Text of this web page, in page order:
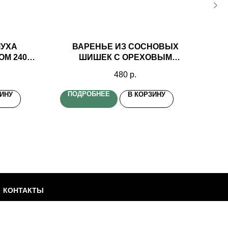
240ГР
ВАРЕНЬЕ ИЗ СОСНОВЫХ
ШИШЕК С ОРЕХОВЫМ
ТАЙНИК
480 р.
ПОДРОБНЕЕ В КОРЗИНУ
КОНТАКТЫ